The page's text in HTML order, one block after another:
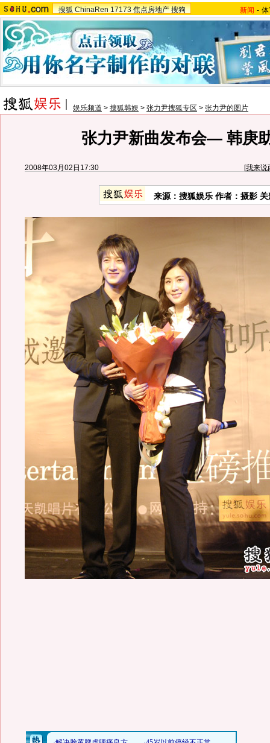
搜狐 ChinaRen 17173 焦点房地产 搜狗 新闻 -
娱乐频道 > 搜狐韩娱 > 张力尹搜狐专区 > 张力尹的图片
张力尹新曲发布会— 韩庚
2008年03月02日17:30 [我来说
来源：搜狐娱乐 作者：摄影 关